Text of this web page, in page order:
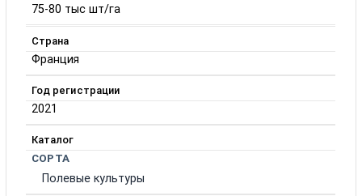
75-80 тыс шт/га
Страна
Франция
Год регистрации
2021
Каталог
СОРТА
Полевые культуры